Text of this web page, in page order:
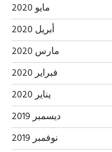
مايو 2020
أبريل 2020
مارس 2020
فبراير 2020
يناير 2020
ديسمبر 2019
نوفمبر 2019